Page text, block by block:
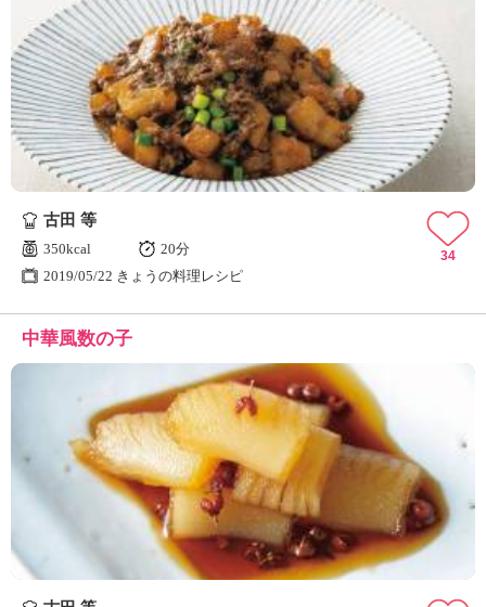
古田 等
350kcal
20分
2019/05/22 きょうの料理レシピ
34
中華風数の子